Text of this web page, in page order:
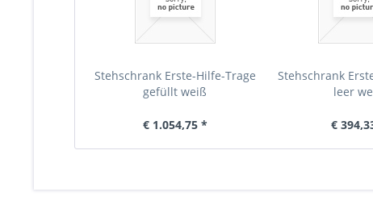
Stehschrank Erste-Hilfe-Trage
gefüllt weiß
€ 1.054,75 *
Stehschrank
leer
€